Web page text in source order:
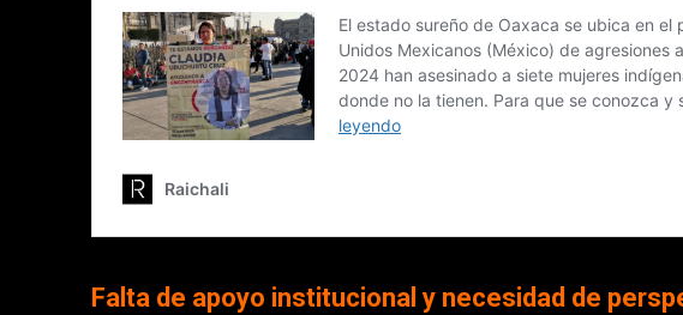
Falta de apoyo institucional y necesidad de